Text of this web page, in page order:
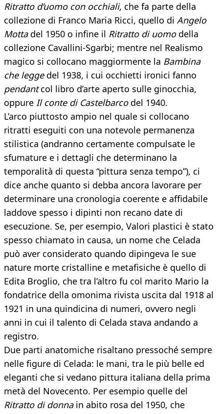
Ritratto d’uomo con occhiali, che fa parte della
collezione di Franco Maria Ricci, quello di Angelo
Mottadel 1950 o infine il Ritratto di uomodella
collezione Cavallini-Sgarbi; mentre nel Realismo
magico si collocano maggiormente la Bambina
che leggedel 1938, i cui occhietti ironici fanno
pendantcol libro d’arte aperto sulle ginocchia,
oppure Il conte di Castelbarcodel 1940.
L’arco piuttosto ampio nel quale si collocano
ritratti eseguiti con una notevole permanenza
stilistica (andranno certamente compulsate le
sfumature e i dettagli che determinano la
temporalità di questa “pittura senza tempo”), ci
dice anche quanto si debba ancora lavorare per
determinare una cronologia coerente e affidabile
laddove spesso i dipinti non recano date di
esecuzione. Se, per esempio, Valori plastici è stato
spesso chiamato in causa, un nome che Celada
può aver considerato quando dipingeva le sue
nature morte cristalline e metafisiche è quello di
Edita Broglio, che tra l’altro fu col marito Mario la
fondatrice della omonima rivista uscita dal 1918 al
1921 in una quindicina di numeri, ovvero negli
anni in cui il talento di Celada stava andando a
registro.
Due parti anatomiche risaltano pressoché sempre
nelle figure di Celada: le mani, tra le più belle ed
eleganti che si vedano pittura italiana della prima
metà del Novecento. Per esempio quelle del
Ritratto di donnain abito rosa del 1950, che